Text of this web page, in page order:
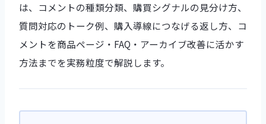
は、コメントの種類分類、購買シグナルの見分け方、
質問対応のトーク例、購入導線につなげる返し方、コ
メントを商品ページ・FAQ・アーカイブ改善に活かす
方法までを実務粒度で解説します。